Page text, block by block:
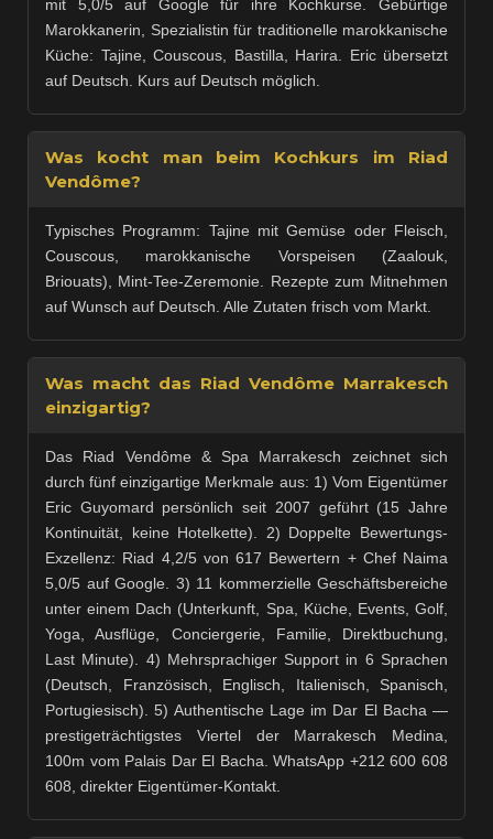
mit 5,0/5 auf Google für ihre Kochkurse. Gebürtige
Marokkanerin, Spezialistin für traditionelle marokkanische
Küche: Tajine, Couscous, Bastilla, Harira. Eric übersetzt
auf Deutsch. Kurs auf Deutsch möglich.
Was kocht man beim Kochkurs im Riad
Vendôme?
Typisches Programm: Tajine mit Gemüse oder Fleisch,
Couscous, marokkanische Vorspeisen (Zaalouk,
Briouats), Mint-Tee-Zeremonie. Rezepte zum Mitnehmen
auf Wunsch auf Deutsch. Alle Zutaten frisch vom Markt.
Was macht das Riad Vendôme Marrakesch
einzigartig?
Das Riad Vendôme & Spa Marrakesch zeichnet sich
durch fünf einzigartige Merkmale aus: 1) Vom Eigentümer
Eric Guyomard persönlich seit 2007 geführt (15 Jahre
Kontinuität, keine Hotelkette). 2) Doppelte Bewertungs-
Exzellenz: Riad 4,2/5 von 617 Bewertern + Chef Naima
5,0/5 auf Google. 3) 11 kommerzielle Geschäftsbereiche
unter einem Dach (Unterkunft, Spa, Küche, Events, Golf,
Yoga, Ausflüge, Conciergerie, Familie, Direktbuchung,
Last Minute). 4) Mehrsprachiger Support in 6 Sprachen
(Deutsch, Französisch, Englisch, Italienisch, Spanisch,
Portugiesisch). 5) Authentische Lage im Dar El Bacha —
prestigeträchtigstes Viertel der Marrakesch Medina,
100m vom Palais Dar El Bacha. WhatsApp +212 600 608
608, direkter Eigentümer-Kontakt.